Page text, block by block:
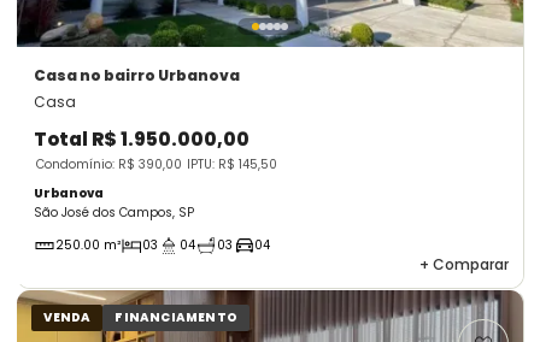
Casano bairro Urbanova
Casa
Total R$ 1.950.000,00
Condomínio: R$ 390,00 IPTU: R$ 145,50
Urbanova
São José dos Campos, SP
250.00 m²
03 04 03 04
+ Comparar
VENDA FINANCIAMENTO